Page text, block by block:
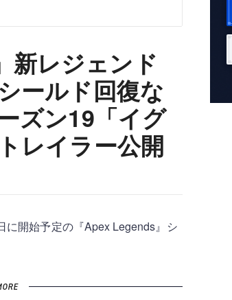
新レジェンド
ールド回復な
ズン19「イグ
レイラー公開
に開始予定の『Apex Legends』シ